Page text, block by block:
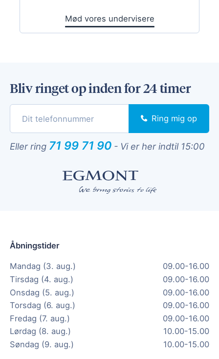
Mød vores undervisere
Bliv ringet op inden for 24 timer
Ring mig op
Eller ring 71 99 71 90 - Vi er her indtil 15:00
Åbningstider
Mandag (3. aug.)
09.00-16.00
Tirsdag (4. aug.)
09.00-16.00
Onsdag (5. aug.)
09.00-16.00
Torsdag (6. aug.)
09.00-16.00
Fredag (7. aug.)
09.00-16.00
Lørdag (8. aug.)
10.00-15.00
Søndag (9. aug.)
10.00-15.00